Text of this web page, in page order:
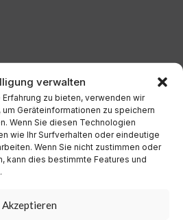
verwalten
zu bieten, verwenden wir
Geräteinformationen zu speichern
Wenn Sie diesen Technologien
wie Ihr Surfverhalten oder eindeutige
Wenn Sie nicht zustimmen oder
kann dies bestimmte Features und
Akzeptieren